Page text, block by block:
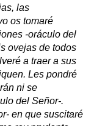
las
os tomaré
-oráculo del
ovejas de todos
a traer a sus
Les pondré
ni se
del Señor-.
en que suscitaré